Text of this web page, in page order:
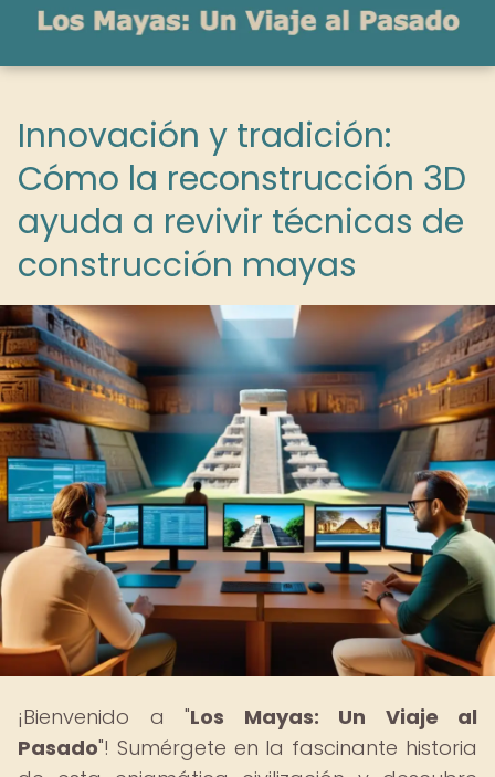
Innovación y tradición:
Cómo la reconstrucción 3D
ayuda a revivir técnicas de
construcción mayas
¡Bienvenido a "Los Mayas: Un Viaje al
Pasado"! Sumérgete en la fascinante historia